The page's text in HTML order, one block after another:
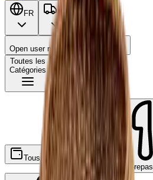
FR BE
Open user menu
Panier
Toutes les
Catégories
Tous
Ecochèques
Chèques-repas